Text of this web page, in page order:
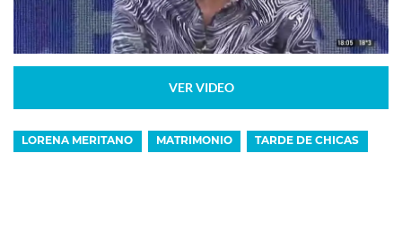
VER VIDEO
LORENA MERITANO MATRIMONIO TARDE DE CHICAS